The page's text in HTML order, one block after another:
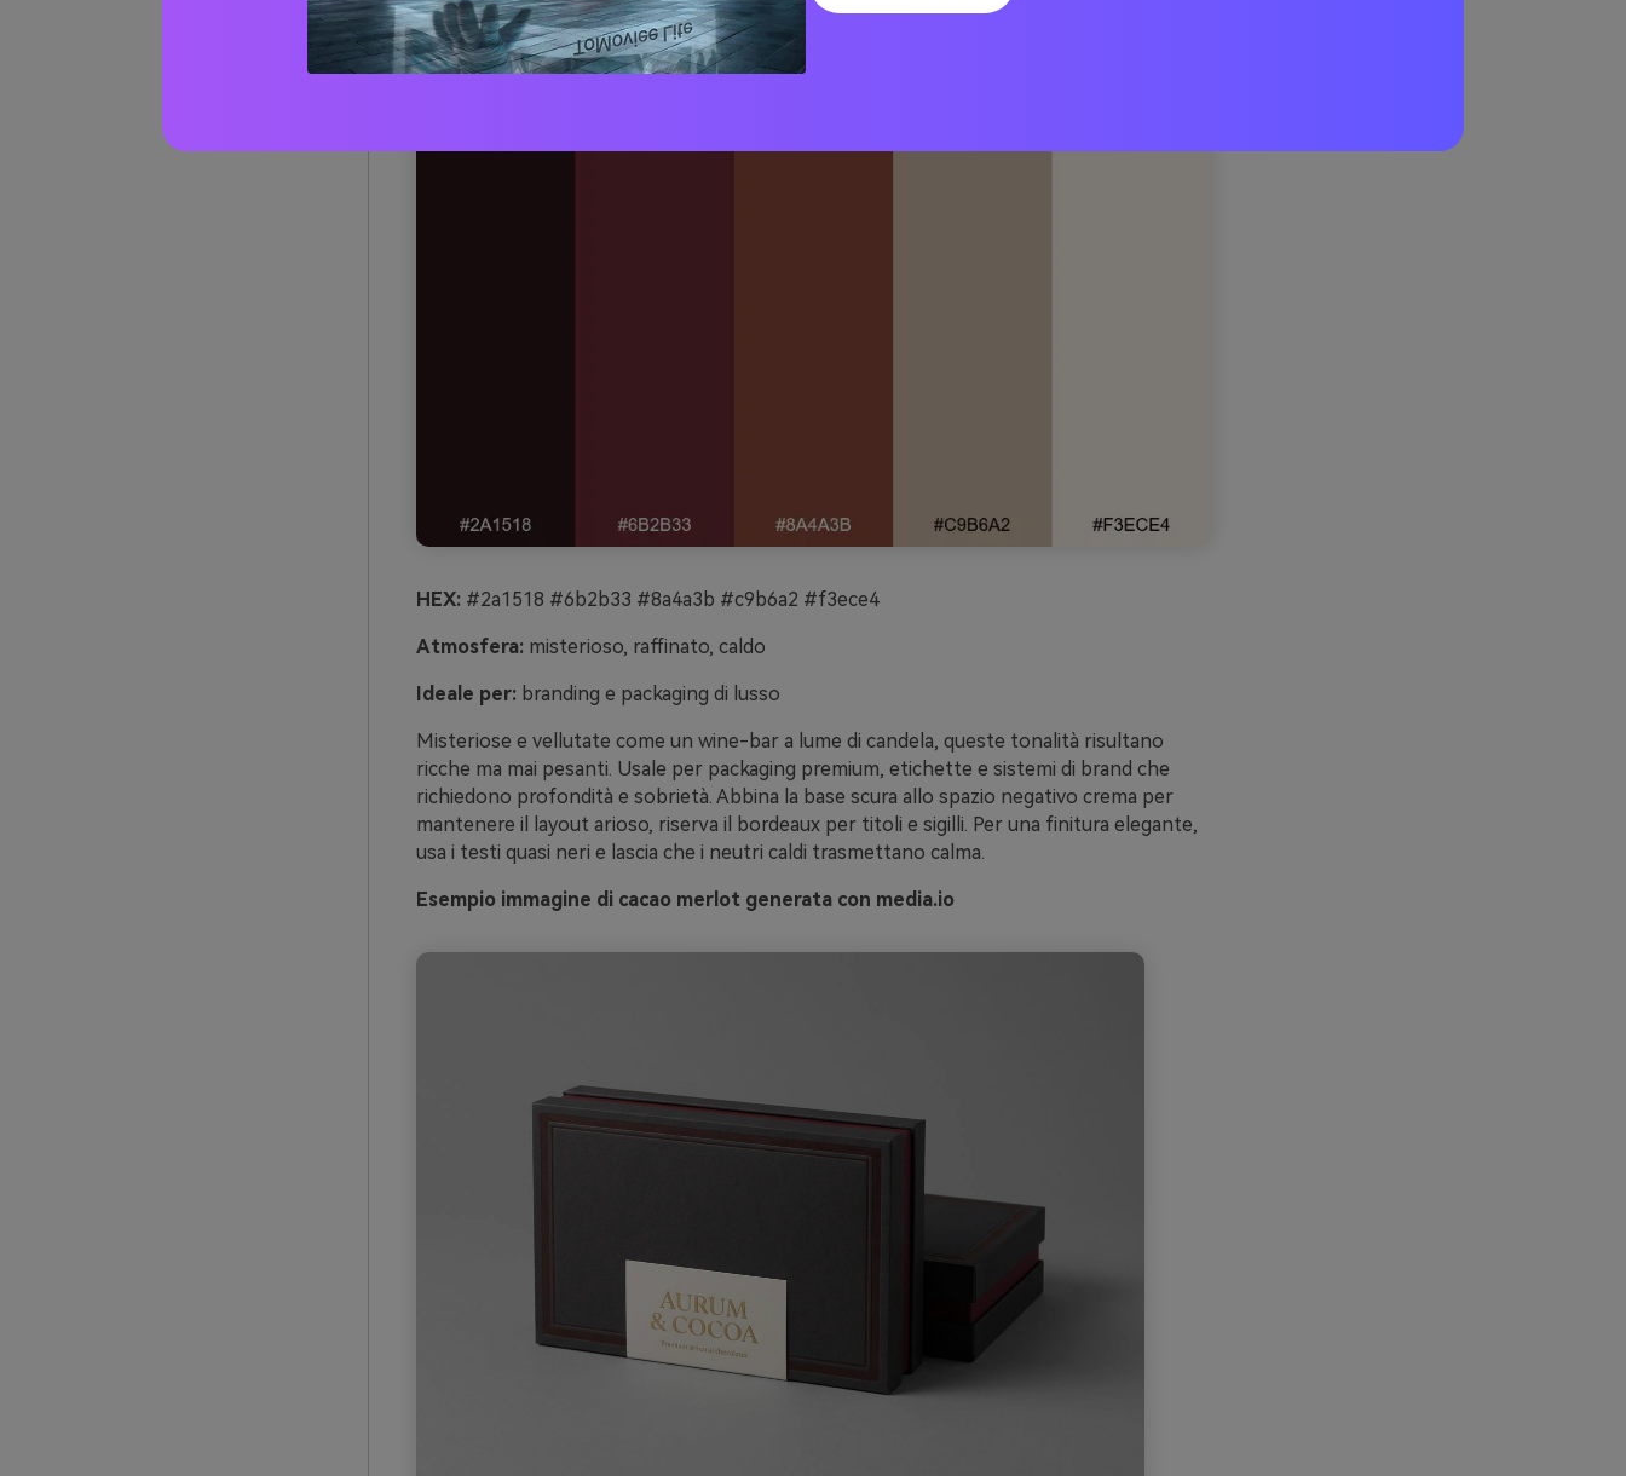
1) Cacao Merlot
HEX:#2a1518 #6b2b33 #8a4a3b #c9b6a2 #f3ece4
Atmosfera:misterioso, raffinato, caldo
Ideale per:branding e packaging di lusso
Misteriose e vellutate come un wine-bar a lume di candela, queste tonalità risultano
ricche ma mai pesanti. Usale per packaging premium, etichette e sistemi di brand che
richiedono profondità e sobrietà. Abbina la base scura allo spazio negativo crema per
mantenere il layout arioso, riserva il bordeaux per titoli e sigilli. Per una finitura elegante,
usa i testi quasi neri e lascia che i neutri caldi trasmettano calma.
Esempio immagine di cacao merlot generata con media.io